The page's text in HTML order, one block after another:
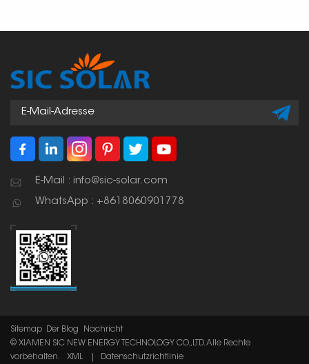
E-Mail : info@sic-solar.com
WhatsApp : +8618060901778
Sitemap Der Blog
Nachricht
© XIAMEN SIC NEW ENERGY TECHNOLOGY CO.,LTD. Alle Rechte
vorbehalten.
XML Datenschutzrichtlinie